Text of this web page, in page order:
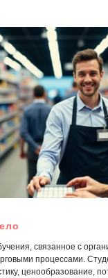
связанное с
процессами.
ценообразование,